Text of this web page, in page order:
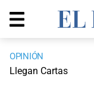
OPINIÓN
Llegan Cartas